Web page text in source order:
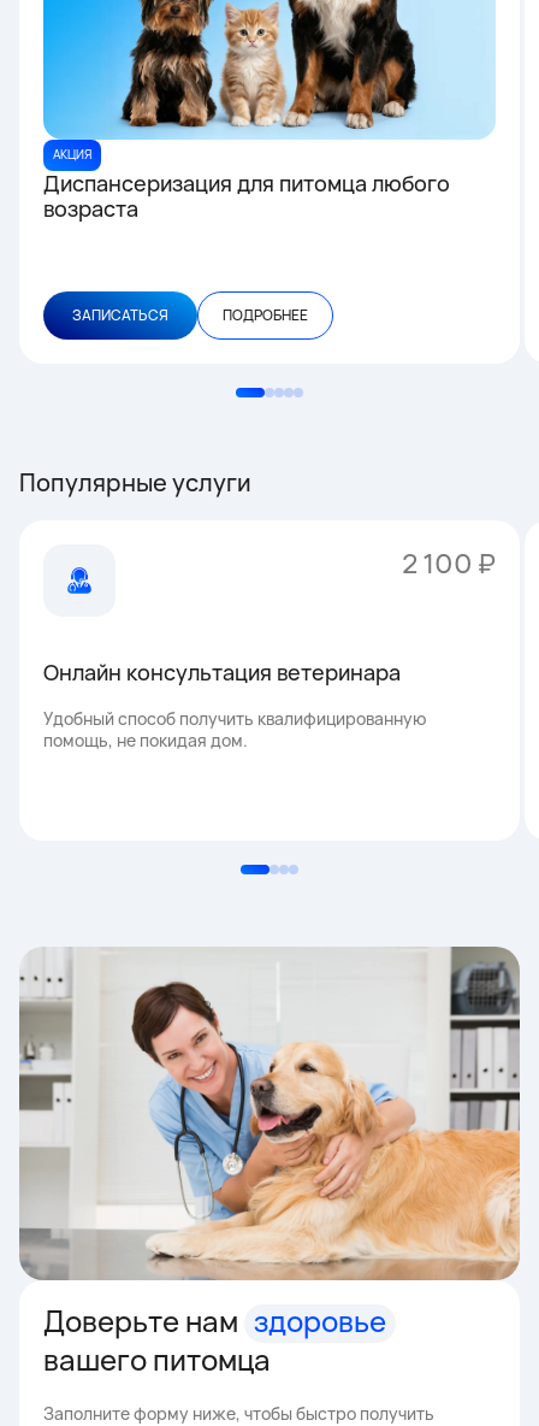
АКЦИЯ
Диспансеризация для питомца любого
возраста
ЗАПИСАТЬСЯ ПОДРОБНЕЕ
Популярные услуги
2 100 ₽
Онлайн консультация ветеринара
Удобный способ получить квалифицированную
помощь, не покидая дом.
Доверьте нам здоровье
вашего питомца
Заполните форму ниже, чтобы быстро получить